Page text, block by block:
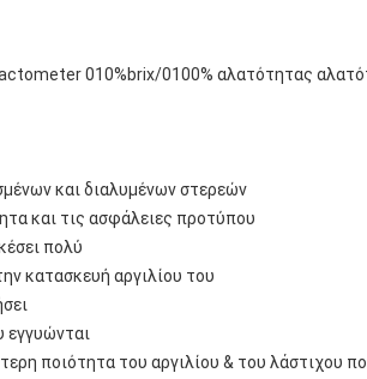
010%brix/0100% αλατότητας
και διαλυμένων στερεών
και τις ασφάλειες προτύπου
πολύ
κατασκευή αργιλίου του
εγγυώνται
ποιότητα του αργιλίου & του λάστιχου